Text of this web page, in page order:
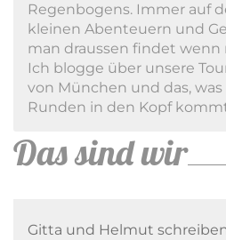
Regenbogens. Immer auf
kleinen Abenteuern und
man draussen findet
Ich blogge über unsere
von München und das,
Runden in den Kopf
Das sind wir
Gitta und Helmut